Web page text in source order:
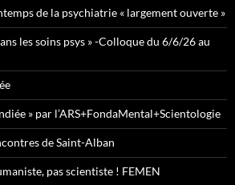
de la psychiatrie « largement ouverte »
les soins psys » -Colloque du 6/6/26 au
» par l’ARS+FondaMental+Scientologie
de Saint-Alban
pas scientiste ! FEMEN